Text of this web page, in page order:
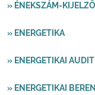
» ÉNEKSZÁM-KIJELZŐ
» ENERGETIKA
» ENERGETIKAI AUDIT
» ENERGETIKAI